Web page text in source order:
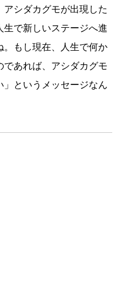
シダカグモが出現した
生で新しいステージへ進
。もし現在、人生で何か
あれば、アシダカグモ
というメッセージなん